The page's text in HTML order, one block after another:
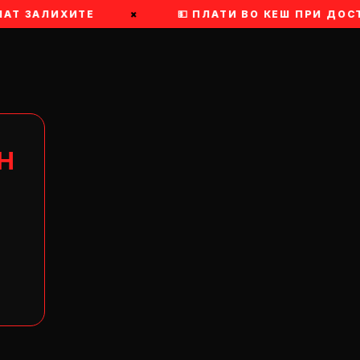
ЗАЛИХИТЕ × 💵 ПЛАТИ ВО КЕШ ПРИ